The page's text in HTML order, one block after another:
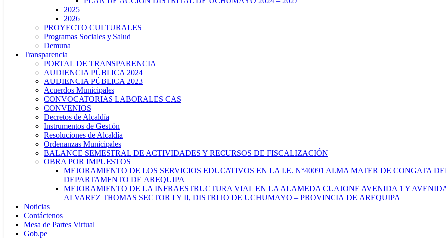
2025
2026
PROYECTO CULTURALES
Programas Sociales y Salud
Demuna
Transparencia
PORTAL DE TRANSPARENCIA
AUDIENCIA PÚBLICA 2024
AUDIENCIA PÚBLICA 2023
Acuerdos Municipales
CONVOCATORIAS LABORALES CAS
CONVENIOS
Decretos de Alcaldía
Instrumentos de Gestión
Resoluciones de Alcaldía
Ordenanzas Municipales
BALANCE SEMESTRAL DE ACTIVIDADES Y RECURSOS DE FISCALIZACIÓN
OBRA POR IMPUESTOS
MEJORAMIENTO DE LOS SERVICIOS EDUCATIVOS EN LA I.E. N°40091 ALMA MATER DE CONGATA
DEPARTAMENTO DE AREQUIPA
MEJORAMIENTO DE LA INFRAESTRUCTURA VIAL EN LA ALAMEDA CUAJONE AVENIDA 1 Y
ALVAREZ THOMAS SECTOR I Y II, DISTRITO DE UCHUMAYO – PROVINCIA DE AREQUIPA
Noticias
Contáctenos
Mesa de Partes Virtual
Gob.pe